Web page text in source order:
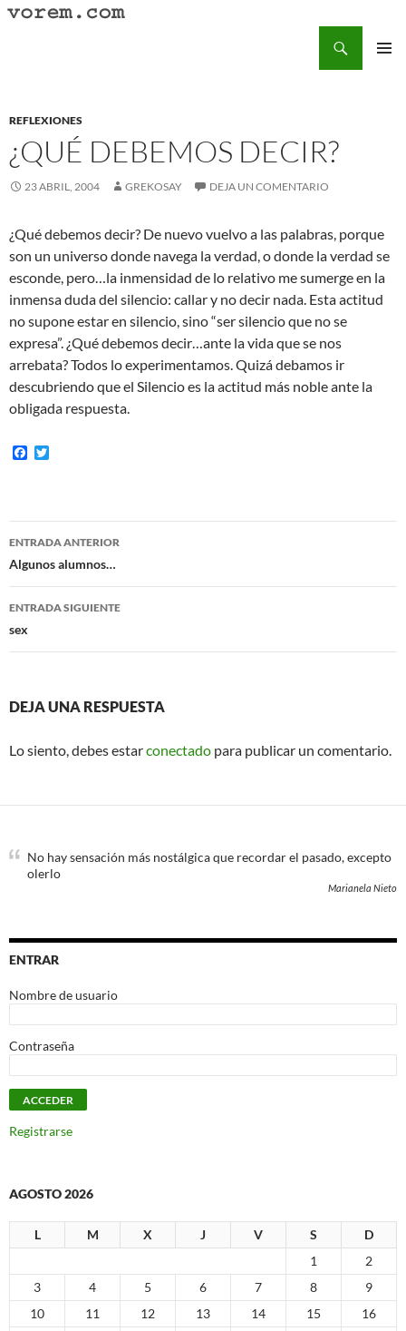
Saltar
REFLEXIONES
¿QUÉ DEBEMOS DECIR?
23 ABRIL, 2004 GREKOSAY DEJA UN COMENTARIO
¿Qué debemos decir? De nuevo vuelvo a las palabras, porque
son un universo donde navega la verdad, o donde la verdad se
esconde, pero…la inmensidad de lo relativo me sumerge en la
inmensa duda del silencio: callar y no decir nada. Esta actitud
no supone estar en silencio, sino “ser silencio que no se
expresa”. ¿Qué debemos decir…ante la vida que se nos
arrebata? Todos lo experimentamos. Quizá debamos ir
descubriendo que el Silencio es la actitud más noble ante la
obligada respuesta.
F
o
o
e
r
Navegación
de
entradas
ENTRADA ANTERIOR
Algunos alumnos…
ENTRADA SIGUIENTE
sex
DEJA UNA RESPUESTA
Lo siento, debes estarconectado para publicar un comentario.
No hay sensación más nostálgica que recordar el pasado, excepto
olerlo
Marianela Nieto
ENTRAR
Nombre de usuario
Contraseña
Registrarse
AGOSTO 2026
L M X J V S
D
1
2
3
4 5 6 7 8
9
10
11 12 13 14 15
16